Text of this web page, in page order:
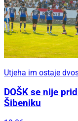
Utjeha im ostaje
DOŠK se nije
Šibeniku